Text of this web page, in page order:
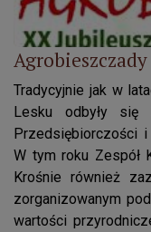
Agrobieszczady
Tradycyjnie jak w
Lesku odbyły się
Przedsiębiorczości
W tym roku Zespół
Krośnie również
zorganizowanym
wartości